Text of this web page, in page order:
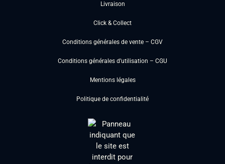
Livraison
Click & Collect
Conditions générales de vente – CGV
Conditions générales d’utilisation – CGU
Mentions légales
Politique de confidentialité